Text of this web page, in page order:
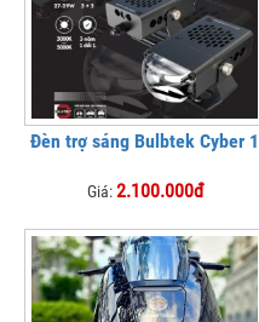
Đèn trợ sáng Bulbtek Cyber 1
Giá:2.100.000đ